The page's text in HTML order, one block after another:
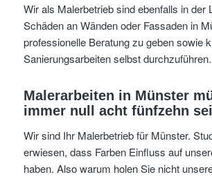
Wir als Malerbetrieb sind ebenfalls in der
Schäden an Wänden oder Fassaden in
professionelle Beratung zu geben sowie
Sanierungsarbeiten selbst durchzuführen.
Malerarbeiten in Münster
immer null acht fünfzehn
Wir sind Ihr Malerbetrieb für Münster.
erwiesen, dass Farben Einfluss auf
haben. Also warum holen Sie nicht